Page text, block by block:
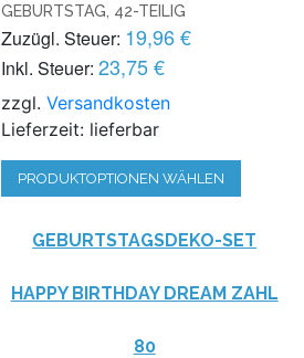
GEBURTSTAG, 42-TEILIG
Zuzügl. Steuer: 19,96 €
Inkl. Steuer: 23,75 €
zzgl.Versandkosten
Lieferzeit: lieferbar
PRODUKTOPTIONEN WÄHLEN
GEBURTSTAGSDEKO-SET
HAPPY BIRTHDAY DREAM ZAHL
80